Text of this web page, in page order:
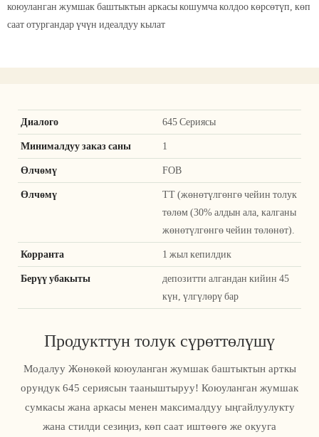
коюуланган жумшак баштыктын аркасы кошумча колдоо көрсөтүп, көп
саат отургандар үчүн идеалдуу кылат
Диалого 645 Сериясы
Минималдуу заказ саны 1
Өлчөмү FOB
Өлчөмү
TT (жөнөтүлгөнгө чейин толук
төлөм (30% алдын ала, калганы
жөнөтүлгөнгө чейин төлөнөт).
Корранта 1 жыл кепилдик
Берүү убакыты
депозитти алгандан кийин 45
күн, үлгүлөрү бар
Продукттун толук сүрөттөлүшү
Модалуу Жөнөкөй коюуланган жумшак баштыктын арткы
орундук 645 сериясын тааныштыруу! Коюуланган жумшак
сумкасы жана аркасы менен максималдуу ыңгайлуулукту
жана стилди сезиңиз, көп саат иштөөгө же окууга